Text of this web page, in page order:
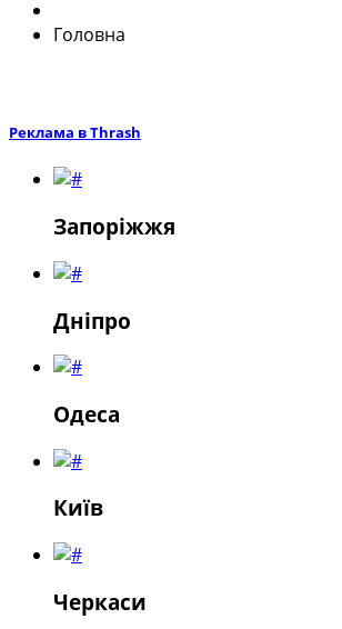
Головна
Реклама в Thrash
Запорiжжя
Дніпро
Одеса
Київ
Черкаси